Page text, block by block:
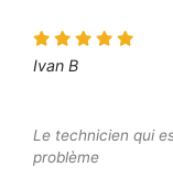
Ivan B
Le technicien qui
problème